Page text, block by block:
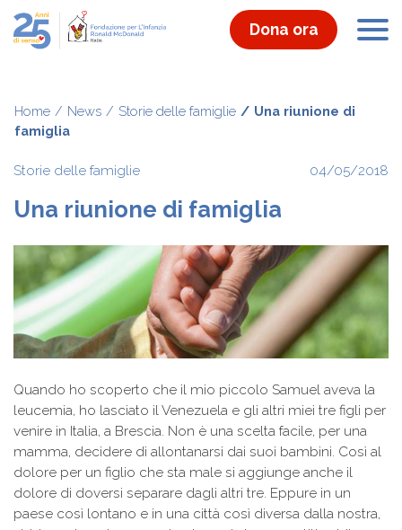
Dona ora
Home News Storie delle famiglie
Una riunione di
famiglia
Storie delle famiglie 04/05/2018
Una riunione di famiglia
Quando ho scoperto che il mio piccolo Samuel aveva la
leucemia, ho lasciato il Venezuela e gli altri miei tre figli per
venire in Italia, a Brescia. Non è una scelta facile, per una
mamma, decidere di allontanarsi dai suoi bambini. Così al
dolore per un figlio che sta male si aggiunge anche il
dolore di doversi separare dagli altri tre. Eppure in un
paese così lontano e in una città così diversa dalla nostra,